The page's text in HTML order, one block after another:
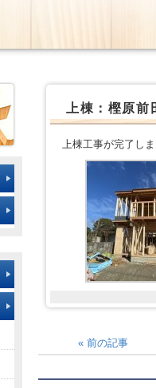
上棟：樫原前
上棟工事が完了し
« 前の記事